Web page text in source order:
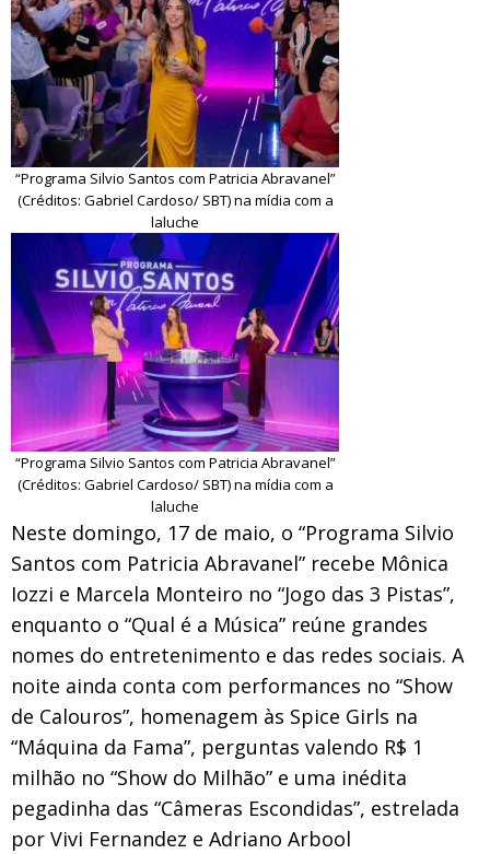
“Programa Silvio Santos com Patricia Abravanel”
(Créditos: Gabriel Cardoso/ SBT) na mídia com a
laluche
“Programa Silvio Santos com Patricia Abravanel”
(Créditos: Gabriel Cardoso/ SBT) na mídia com a
laluche
Neste domingo, 17 de maio, o “Programa Silvio
Santos com Patricia Abravanel” recebe Mônica
Iozzi e Marcela Monteiro no “Jogo das 3 Pistas”,
enquanto o “Qual é a Música” reúne grandes
nomes do entretenimento e das redes sociais. A
noite ainda conta com performances no “Show
de Calouros”, homenagem às Spice Girls na
“Máquina da Fama”, perguntas valendo R$ 1
milhão no “Show do Milhão” e uma inédita
pegadinha das “Câmeras Escondidas”, estrelada
por Vivi Fernandez e Adriano Arbool